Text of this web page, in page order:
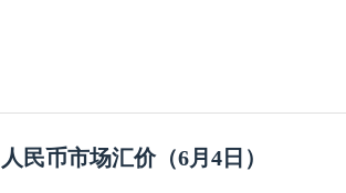
人民币市场汇价（6月4日）